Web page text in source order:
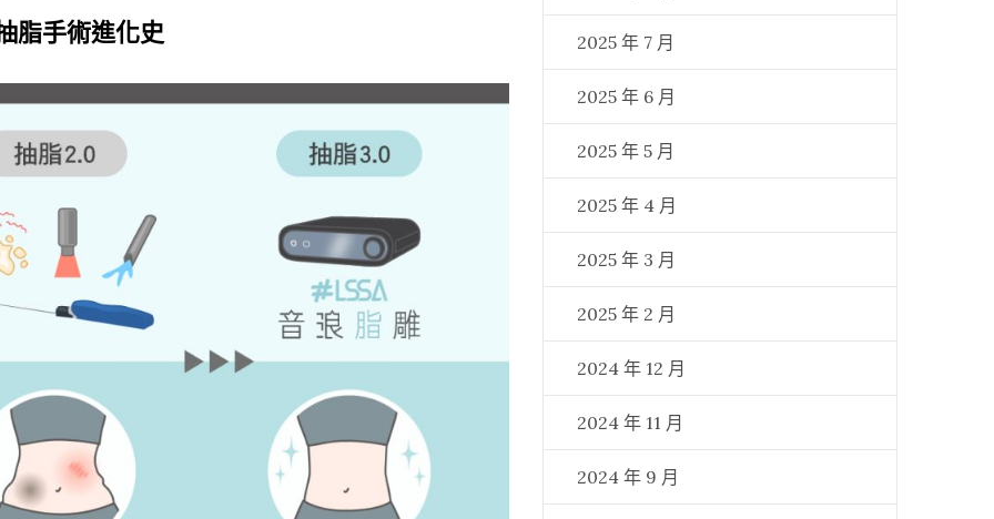
脂手術進化史 2025 年 7 月
2025 年 6 月
2025 年 5 月
2025 年 4 月
2025 年 3 月
2025 年 2 月
2024 年 12 月
2024 年 11 月
2024 年 9 月